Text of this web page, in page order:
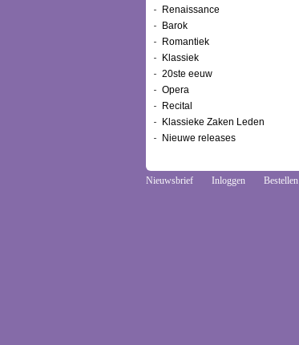
Renaissance
Barok
Romantiek
Klassiek
20ste eeuw
Opera
Recital
Klassieke Zaken Leden
Nieuwe releases
Nieuwsbrief Inloggen Bestellen